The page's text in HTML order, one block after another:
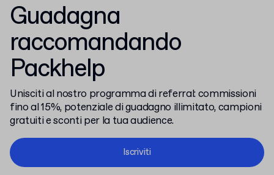
Guadagna
raccomandando
Packhelp
Unisciti al nostro programma di referral: commissioni
fino al 15%, potenziale di guadagno illimitato, campioni
gratuiti e sconti per la tua audience.
Iscriviti